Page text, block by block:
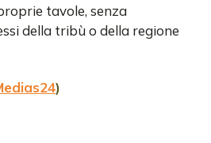
tavole, senza
della tribù o della regione
)